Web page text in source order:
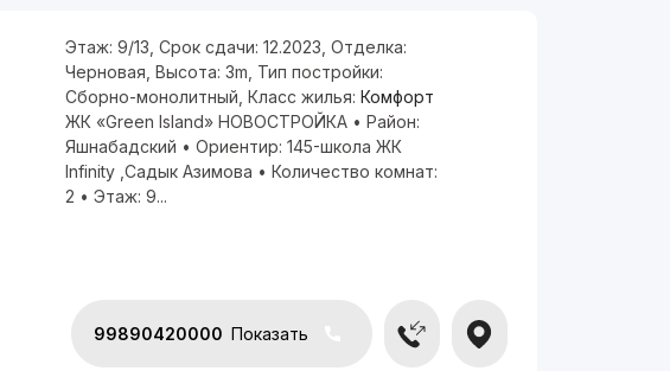
Этаж: 9/13 Срок сдачи: 12.2023 Отделка:
Черновая Высота: 3m Тип постройки:
Сборно-монолитный Класс жилья: Комфорт
ЖК «Green Island» НОВОСТРОЙКА • Район:
Яшнабадский • Ориентир: 145-школа ЖК
Infinity ,Садык Азимова • Количество комнат:
2 • Этаж: 9...
99890420000 Показать